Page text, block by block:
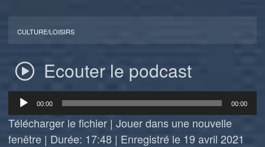
CULTURE/LOISIRS
Ecouter le podcast
Lecteur
audio
00:00 00:00
Télécharger le fichier |Jouer dans une nouvelle
fenêtre | Durée: 17:48 | Enregistré le 19 avril 2021